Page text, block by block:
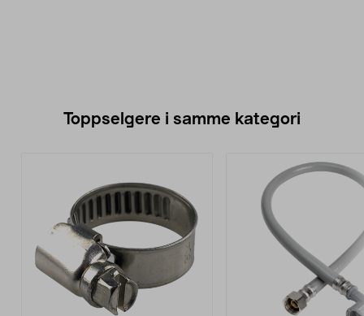
Toppselgere i samme kategori